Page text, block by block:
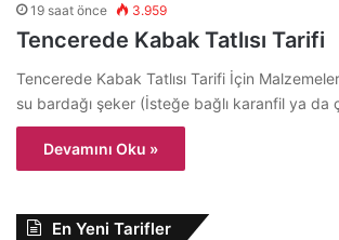
19 saat önce 3.959
Tencerede Kabak Tatlısı Tarifi
Tencerede Kabak Tatlısı Tarifi İçin
su bardağı şeker (İsteğe bağlı karanfil ya da
Devamını Oku »
En Yeni Tarifler